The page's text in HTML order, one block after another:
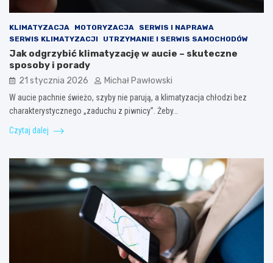
KLIMATYZACJA MOTORYZACJA
SERWIS I NAPRAWA
SERWIS KLIMATYZACJI
UTRZYMANIE I SERWIS SAMOCHODÓW
Jak odgrzybić klimatyzację w aucie – skuteczne
sposoby i porady
21 stycznia 2026 Michał Pawłowski
W aucie pachnie świeżo, szyby nie parują, a klimatyzacja chłodzi bez
charakterystycznego „zaduchu z piwnicy”. Żeby…
Czytaj dalej